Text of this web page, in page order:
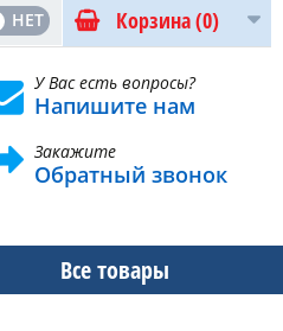
Корзина(0)
НЕТ
У Вас есть вопросы?
Напишите нам
Закажите
Обратный звонок
Все товары